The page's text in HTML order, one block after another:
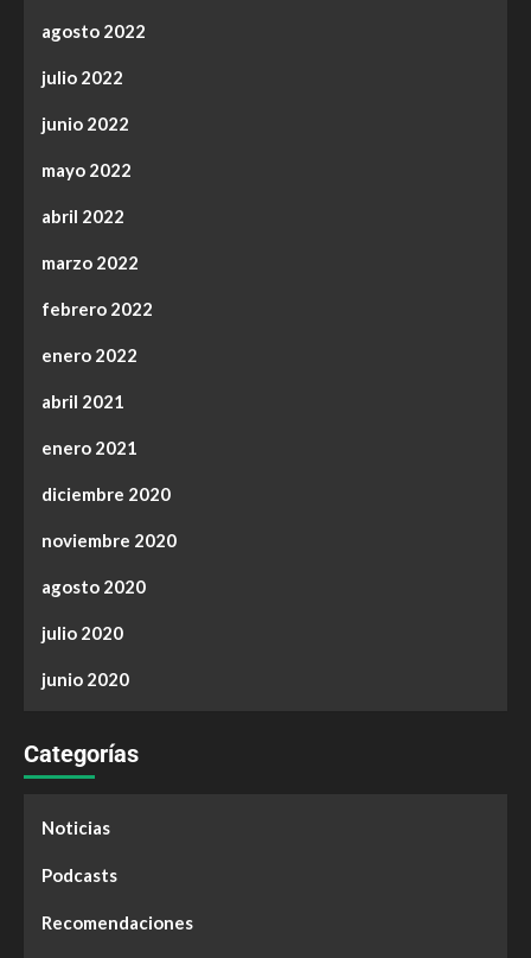
agosto 2022
julio 2022
junio 2022
mayo 2022
abril 2022
marzo 2022
febrero 2022
enero 2022
abril 2021
enero 2021
diciembre 2020
noviembre 2020
agosto 2020
julio 2020
junio 2020
Categorías
Noticias
Podcasts
Recomendaciones